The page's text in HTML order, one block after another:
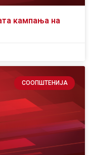
кампања на
СООПШТЕНИЈА